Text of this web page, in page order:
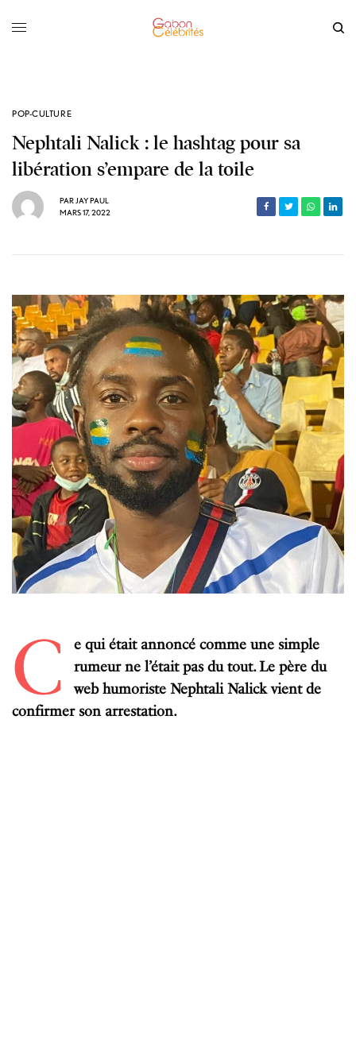
POP-CULTURE
Nephtali Nalick : le hashtag pour sa
libération s’empare de la toile
PARJAY PAUL
MARS 17, 2022
C
e qui était annoncé comme une simple
rumeur ne l’était pas du tout. Le père du
web humoriste Nephtali Nalick vient de
confirmer son arrestation.